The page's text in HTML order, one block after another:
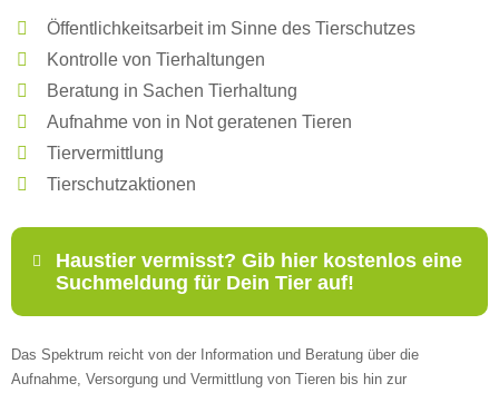
Öffentlichkeitsarbeit im Sinne des Tierschutzes
Kontrolle von Tierhaltungen
Beratung in Sachen Tierhaltung
Aufnahme von in Not geratenen Tieren
Tiervermittlung
Tierschutzaktionen
Haustier vermisst? Gib hier kostenlos eine
Suchmeldung für Dein Tier auf!
Name*
Das Spektrum reicht von der Information und Beratung über die
Aufnahme, Versorgung und Vermittlung von Tieren bis hin zur